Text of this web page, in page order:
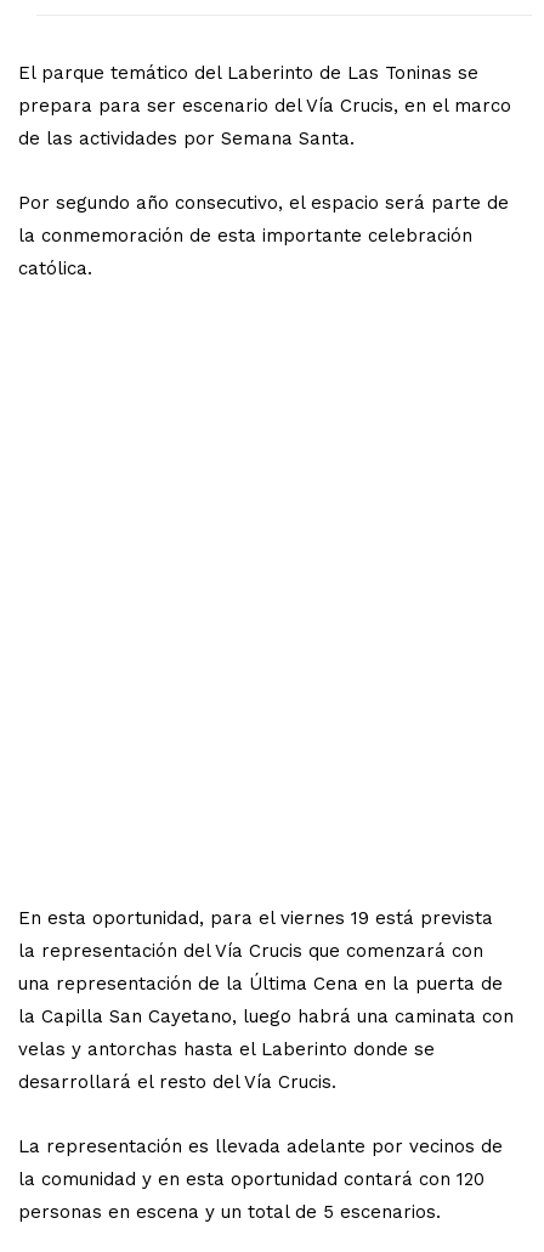
El parque temático del Laberinto de Las Toninas se
prepara para ser escenario del Vía Crucis, en el marco
de las actividades por Semana Santa.
Por segundo año consecutivo, el espacio será parte de
la conmemoración de esta importante celebración
católica.
En esta oportunidad, para el viernes 19 está prevista
la representación del Vía Crucis que comenzará con
una representación de la Última Cena en la puerta de
la Capilla San Cayetano, luego habrá una caminata con
velas y antorchas hasta el Laberinto donde se
desarrollará el resto del Vía Crucis.
La representación es llevada adelante por vecinos de
la comunidad y en esta oportunidad contará con 120
personas en escena y un total de 5 escenarios.